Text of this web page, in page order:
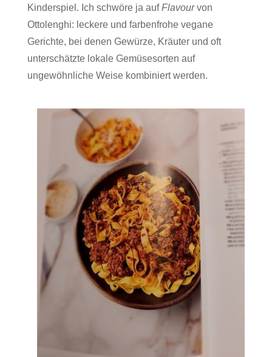
Kinderspiel. Ich schwöre ja aufFlavourvon
Ottolenghi: leckere und farbenfrohe vegane
Gerichte, bei denen Gewürze, Kräuter und oft
unterschätzte lokale Gemüsesorten auf
ungewöhnliche Weise kombiniert werden.